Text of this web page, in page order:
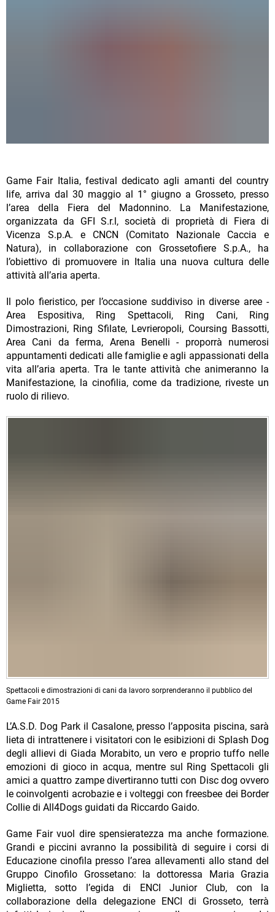
Game Fair Italia, festival dedicato agli amanti del country
life, arriva dal 30 maggio al 1° giugno a Grosseto, presso
l’area della Fiera del Madonnino. La Manifestazione,
organizzata da GFI S.r.l, società di proprietà di Fiera di
Vicenza S.p.A. e CNCN (Comitato Nazionale Caccia e
Natura), in collaborazione con Grossetofiere S.p.A., ha
l’obiettivo di promuovere in Italia una nuova cultura delle
attività all’aria aperta.
Il polo fieristico, per l’occasione suddiviso in diverse aree -
Area Espositiva, Ring Spettacoli, Ring Cani, Ring
Dimostrazioni, Ring Sfilate, Levrieropoli, Coursing Bassotti,
Area Cani da ferma, Arena Benelli - proporrà numerosi
appuntamenti dedicati alle famiglie e agli appassionati della
vita all’aria aperta. Tra le tante attività che animeranno la
Manifestazione, la cinofilia, come da tradizione, riveste un
ruolo di rilievo.
Spettacoli e dimostrazioni di cani da lavoro sorprenderanno il pubblico del
Game Fair 2015
L’A.S.D. Dog Park il Casalone, presso l’apposita piscina, sarà
lieta di intrattenere i visitatori con le esibizioni di Splash Dog
degli allievi di Giada Morabito, un vero e proprio tuffo nelle
emozioni di gioco in acqua, mentre sul Ring Spettacoli gli
amici a quattro zampe divertiranno tutti con Disc dog ovvero
le coinvolgenti acrobazie e i volteggi con freesbee dei Border
Collie di All4Dogs guidati da Riccardo Gaido.
Game Fair vuol dire spensieratezza ma anche formazione.
Grandi e piccini avranno la possibilità di seguire i corsi di
Educazione cinofila presso l’area allevamenti allo stand del
Gruppo Cinofilo Grossetano: la dottoressa Maria Grazia
Miglietta, sotto l’egida di ENCI Junior Club, con la
collaborazione della delegazione ENCI di Grosseto, terrà